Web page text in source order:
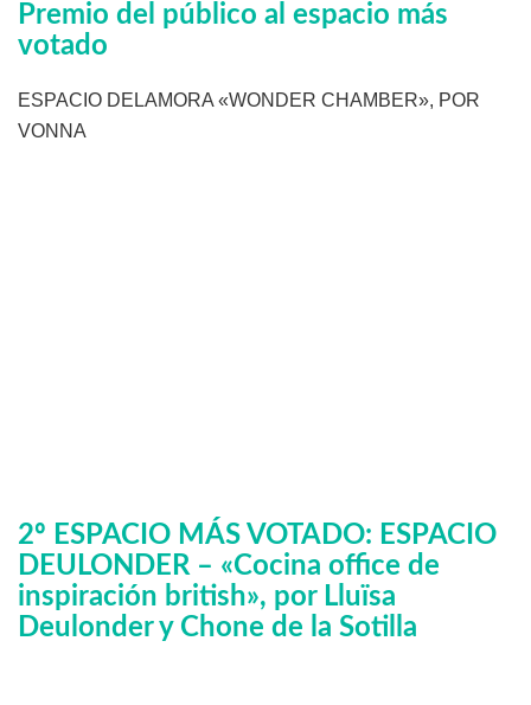
Premio del público al espacio más
votado
ESPACIO DELAMORA «WONDER CHAMBER», POR
VONNA
2º ESPACIO MÁS VOTADO: ESPACIO
DEULONDER – «Cocina office de
inspiración british», por Lluïsa
Deulonder y Chone de la Sotilla